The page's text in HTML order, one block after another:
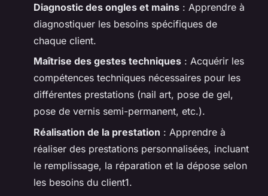
Diagnostic des ongles et mains : Apprendre à
diagnostiquer les besoins spécifiques de
chaque client.
Maîtrise des gestes techniques : Acquérir les
compétences techniques nécessaires pour les
différentes prestations (nail art, pose de gel,
pose de vernis semi-permanent, etc.).
Réalisation de la prestation : Apprendre à
réaliser des prestations personnalisées, incluant
le remplissage, la réparation et la dépose selon
les besoins du client1.